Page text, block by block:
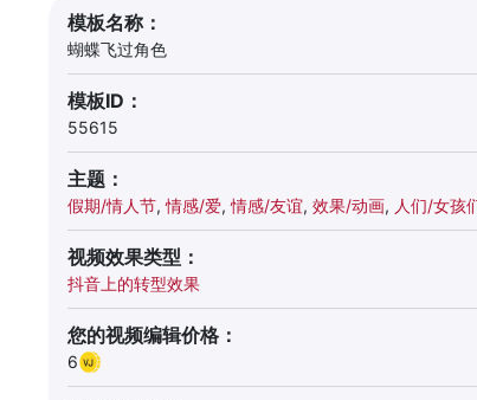
模板名称：
蝴蝶飞过角色
模板ID：
55615
主题：
假期/情人节,情感/爱,情感/友谊, 效果/动画, 人们/女孩
视频效果类型：
抖音上的转型效果
您的视频编辑价格：
6